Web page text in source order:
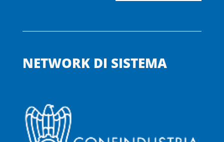
NETWORK DI SISTEMA